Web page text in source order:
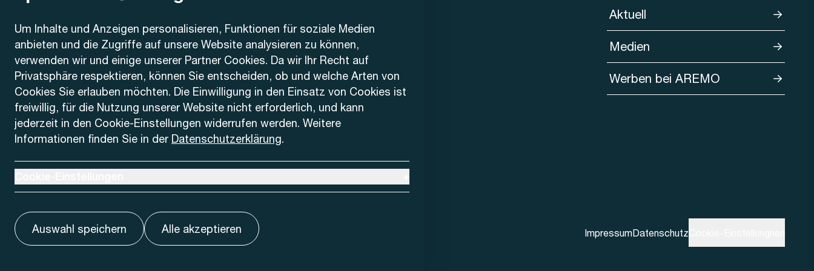
Um Inhalte und Anzeigen personalisieren, Funktionen für soziale Medien
anbieten und die Zugriffe auf unsere Website analysieren zu können,
verwenden wir und einige unserer Partner Cookies. Da wir Ihr Recht auf
Privatsphäre respektieren, können Sie entscheiden, ob und welche Arten von
Cookies Sie erlauben möchten. Die Einwilligung in den Einsatz von Cookies ist
freiwillig, für die Nutzung unserer Website nicht erforderlich, und kann
jederzeit in den Cookie-Einstellungen widerrufen werden. Weitere
Informationen finden Sie in der Datenschutzerklärung.
Auswahl speichern Alle akzeptieren
AREMO
Busbetrieb Solothurn Grenchen und Umgebung AG
Dornacherstrasse 48
4500 Solothurn
Telefon
+41 32 622 37 22
Kontaktformular
Aktuell
Medien
Werben bei AREMO
ImpressumDatenschutz